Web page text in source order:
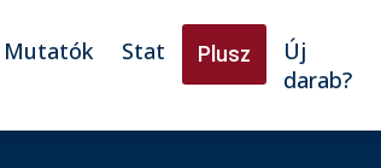
Mutatók Stat Plusz
Új
darab?